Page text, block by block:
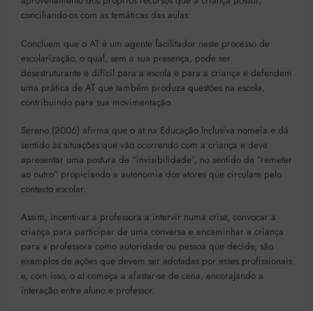
conciliando-os com as temáticas das aulas.
Concluem que o AT é um agente facilitador neste processo de
escolarização, o qual, sem a sua presença, pode ser
desestruturante e difícil para a escola e para a criança e defendem
uma prática de AT que também produza questões na escola,
contribuindo para sua movimentação.
Sereno (2006) afirma que o at na Educação Inclusiva nomeia e dá
sentido às situações que vão ocorrendo com a criança e deve
apresentar uma postura de “invisibilidade”, no sentido de “remeter
ao outro” propiciando a autonomia dos atores que circulam pelo
contexto escolar.
Assim, incentivar a professora a intervir numa crise, convocar a
criança para participar de uma conversa e encaminhar a criança
para a professora como autoridade ou pessoa que decide, são
exemplos de ações que devem ser adotadas por esses profissionais
e, com isso, o at começa a afastar-se de cena, encorajando a
interação entre aluno e professor.